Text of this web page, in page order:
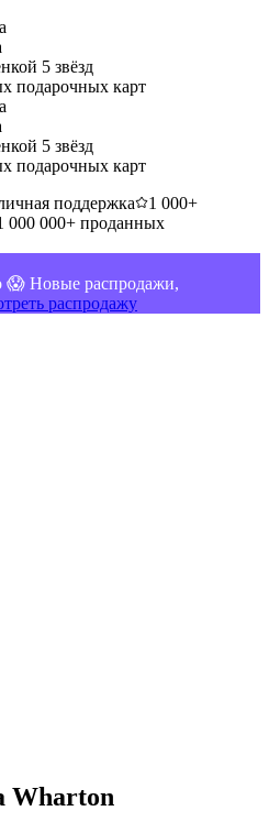
5 звёзд
подарочных карт
5 звёзд
подарочных карт
поддержка
1 000+
000 000+ проданных
😱 Новые распродажи,
распродажу
Wharton